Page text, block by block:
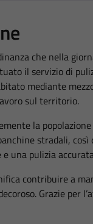
che nella
il servizio di
mediante
sul territorio.
la
stradali, così
una pulizia
contribuire a
Grazie per